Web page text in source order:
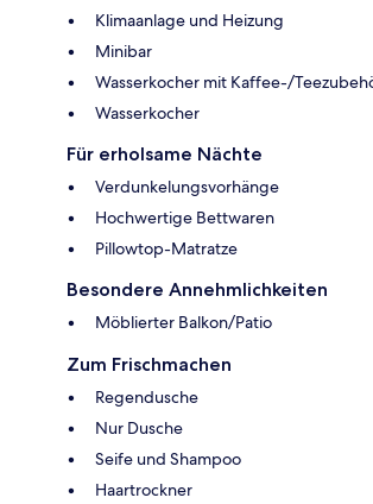
Klimaanlage und Heizung
Minibar
Wasserkocher mit Kaffee-/
Wasserkocher
Für erholsame Nächte
Verdunkelungsvorhänge
Hochwertige Bettwaren
Pillowtop-Matratze
Besondere Annehmlichkeiten
Möblierter Balkon/Patio
Zum Frischmachen
Regendusche
Nur Dusche
Seife und Shampoo
Haartrockner